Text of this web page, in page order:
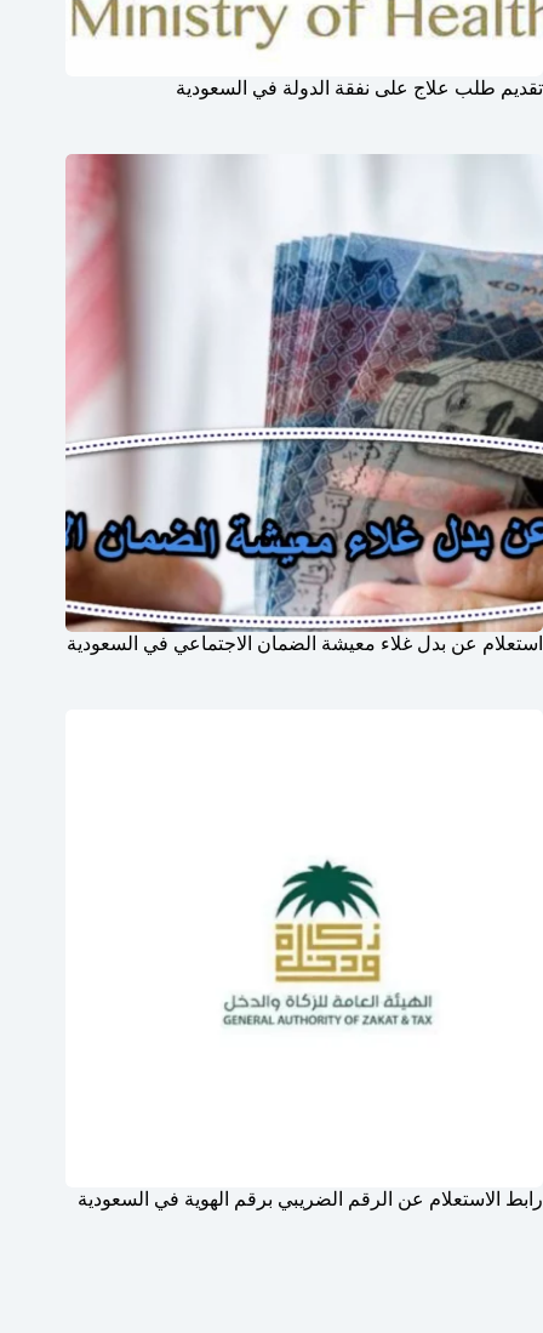
تقديم طلب علاج على نفقة الدولة في السعودية
استعلام عن بدل غلاء معيشة الضمان الاجتماعي في السعودية
رابط الاستعلام عن الرقم الضريبي برقم الهوية في السعودية